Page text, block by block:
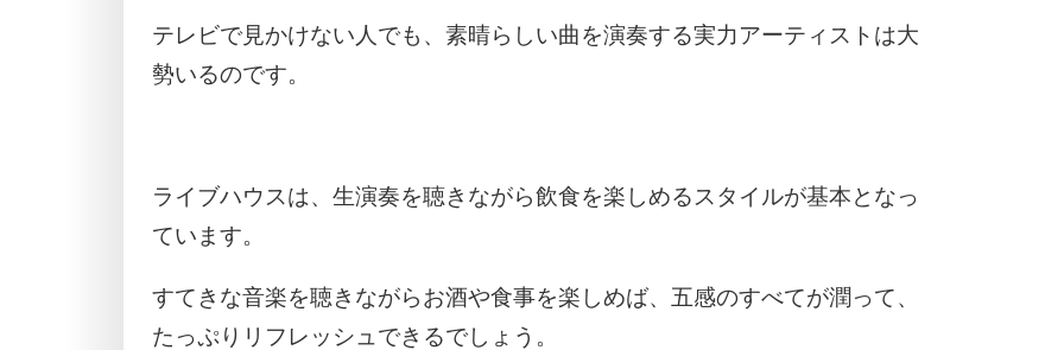
テレビで見かけない人でも、素晴らしい曲を演奏する実力アーティストは大
勢いるのです。
ライブハウスは、生演奏を聴きながら飲食を楽しめるスタイルが基本となっ
ています。
すてきな音楽を聴きながらお酒や食事を楽しめば、五感のすべてが潤って、
たっぷりリフレッシュできるでしょう。